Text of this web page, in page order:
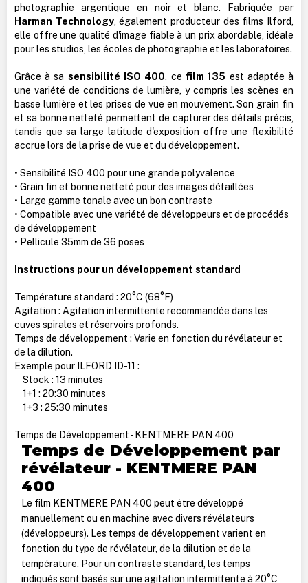
photographie argentique en noir et blanc. Fabriquée par
Harman Technology, également producteur des films Ilford,
elle offre une qualité d'image fiable à un prix abordable, idéale
pour les studios, les écoles de photographie et les laboratoires.
Grâce à sa sensibilité ISO 400, ce film 135 est adaptée à
une variété de conditions de lumière, y compris les scènes en
basse lumière et les prises de vue en mouvement. Son grain fin
et sa bonne netteté permettent de capturer des détails précis,
tandis que sa large latitude d'exposition offre une flexibilité
accrue lors de la prise de vue et du développement.
• Sensibilité ISO 400 pour une grande polyvalence
• Grain fin et bonne netteté pour des images détaillées
• Large gamme tonale avec un bon contraste
• Compatible avec une variété de développeurs et de procédés
de développement
• Pellicule 35mm de 36 poses
Instructions pour un développement standard
Température standard : 20°C (68°F)
Agitation : Agitation intermittente recommandée dans les
cuves spirales et réservoirs profonds.
Temps de développement : Varie en fonction du révélateur et
de la dilution.
Exemple pour ILFORD ID-11 :
Stock : 13 minutes
1+1 : 20:30 minutes
1+3 : 25:30 minutes
Temps de Développement - KENTMERE PAN 400
Temps de Développement par
révélateur - KENTMERE PAN
400
Le film KENTMERE PAN 400 peut être développé
manuellement ou en machine avec divers révélateurs
(développeurs). Les temps de développement varient en
fonction du type de révélateur, de la dilution et de la
température. Pour un contraste standard, les temps
indiqués sont basés sur une agitation intermittente à 20°C